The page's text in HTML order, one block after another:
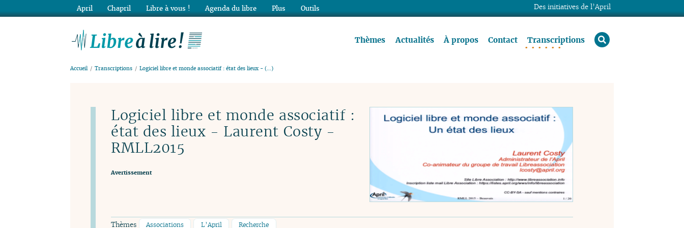
Thèmes Actualités À propos Contact Transcriptions rechercher
Accueil Transcriptions Logiciel libre et monde associatif : état des lieux - (…)
Logiciel libre et monde associatif :
état des lieux - Laurent Costy -
RMLL2015
Avertissement
Thèmes Associations L’April Recherche
Des initiatives de l’April
April Chapril Libre à vous ! Agenda du libre Plus Outils